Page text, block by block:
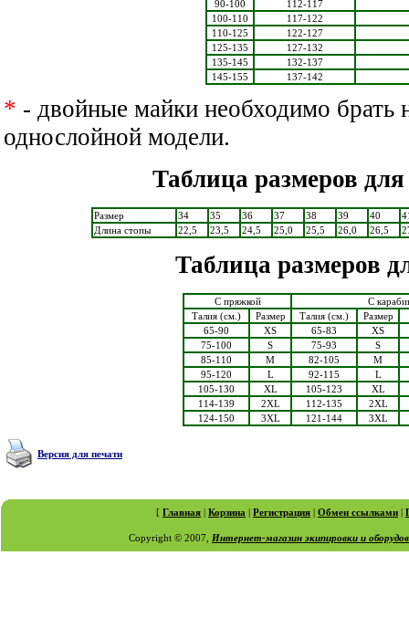
90-100
112-117
100-110
117-122
110-125
122-127
125-135
127-132
135-145
132-137
145-155
137-142
* - двойные майки необходимо брать
однослойной модели.
Таблица размеров
Размер 34 35 36 37 38 39 40
Длина стопы
22,5 23,5 24,5 25,0 25,5 26,0 26,5
Таблица размеров
С пряжкой
С
Талия (см.)
Размер Талия (см.)
Размер
65-90
XS 65-83
XS
75-100
S 75-93
S
85-110
M 82-105
M
95-120
L 92-115
L
105-130
XL 105-123
XL
114-139
2XL 112-135
2XL
124-150
3XL 121-144 3XL
Версия для печати
[ Главная | Корзина | Регистрация | Обмен ссылками |
Copyright © 2007, Интернет-магазин экипировки и